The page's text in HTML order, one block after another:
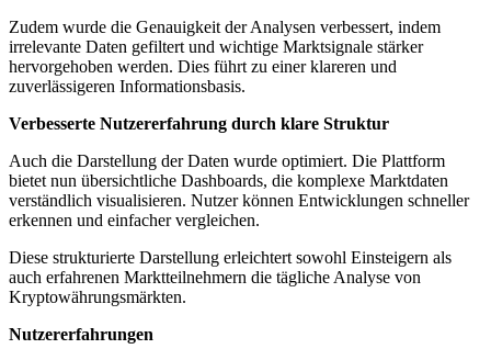
Zudem wurde die Genauigkeit der Analysen verbessert, indem
irrelevante Daten gefiltert und wichtige Marktsignale stärker
hervorgehoben werden. Dies führt zu einer klareren und
zuverlässigeren Informationsbasis.
Verbesserte Nutzererfahrung durch klare Struktur
Auch die Darstellung der Daten wurde optimiert. Die Plattform
bietet nun übersichtliche Dashboards, die komplexe Marktdaten
verständlich visualisieren. Nutzer können Entwicklungen schneller
erkennen und einfacher vergleichen.
Diese strukturierte Darstellung erleichtert sowohl Einsteigern als
auch erfahrenen Marktteilnehmern die tägliche Analyse von
Kryptowährungsmärkten.
Nutzererfahrungen